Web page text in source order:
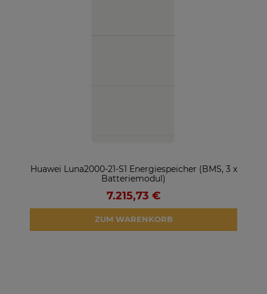
Huawei Luna2000-21-S1 Energiespeicher (BMS, 3 x
Batteriemodul)
7.215,73 €
ZUM WARENKORB